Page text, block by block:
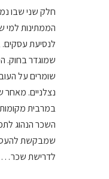
חלק שני שבו
הממתינות למי
לנסיעת עסקים.
שמוגדר בחוק.
שומרים על
נצלניים. מאחר
במרבית
השכר הנהוג
שמבקשת
לדרישת שכר…